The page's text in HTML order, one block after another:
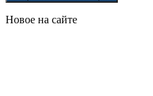
Новое на сайте